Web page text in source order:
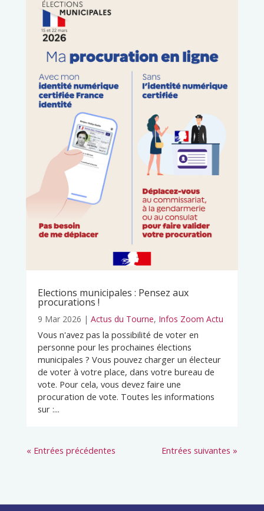
Elections municipales : Pensez aux
procurations !
9 Mar 2026 | Actus du Tourne, Infos Zoom Actu
Vous n'avez pas la possibilité de voter en
personne pour les prochaines élections
municipales ? Vous pouvez charger un électeur
de voter à votre place, dans votre bureau de
vote. Pour cela, vous devez faire une
procuration de vote. Toutes les informations
sur :...
« Entrées précédentes Entrées suivantes »